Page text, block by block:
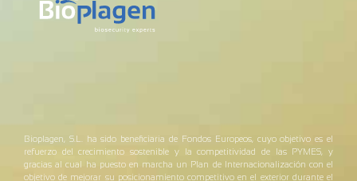
Bioplagen, S.L. ha sido beneficiaria de Fondos Europeos, cuyo objetivo es el
refuerzo del crecimiento sostenible y la competitividad de las PYMES, y
gracias al cual ha puesto en marcha un Plan de Internacionalización con el
objetivo de mejorar su posicionamiento competitivo en el exterior durante el